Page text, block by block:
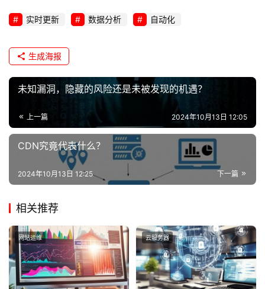
实时更新 数据分析 自动化
生成海报
未知漏洞，隐藏的风险还是未被发现的机遇？
上一篇 2024年10月13日 12:05
CDN究竟代表什么？
下一篇
2024年10月13日 12:25
相关推荐
网站运维 云服务器